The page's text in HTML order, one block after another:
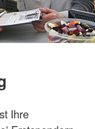
Ihre